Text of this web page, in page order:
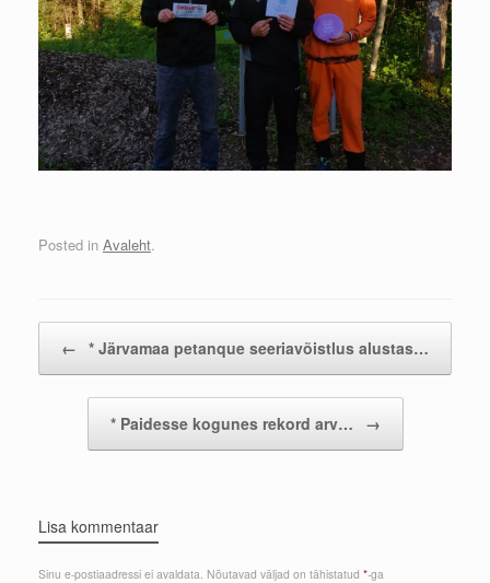
Posted in Avaleht.
← * Järvamaa petanque seeriavõistlus alustas…
* Paidesse kogunes rekord arv… →
Lisa kommentaar
Sinu e-postiaadressi ei avaldata. Nõutavad väljad on tähistatud *-ga